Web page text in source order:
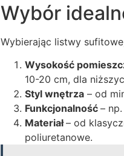
Wybór
Wybierając listwy
Wysokość
10-20 cm, dla
Styl wnętrza – od
Funkcjonalność –
Materiał– od
poliuretanowe.